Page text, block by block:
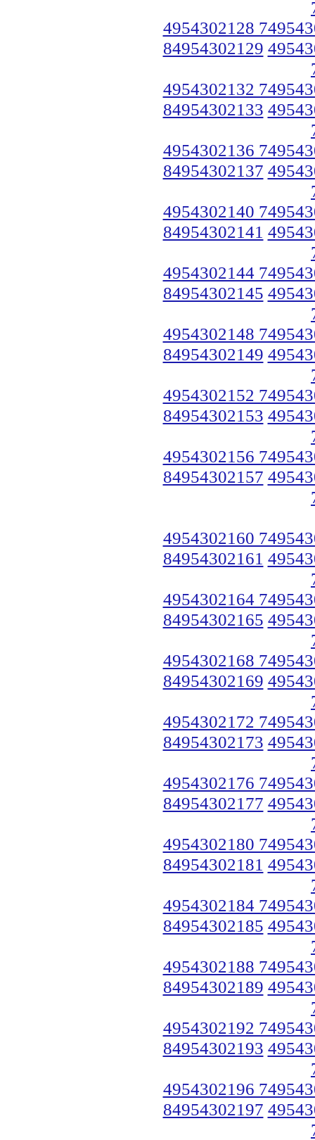
4954302128
84954302129
4954302132
84954302133
4954302136
84954302137
4954302140
84954302141
4954302144
84954302145
4954302148
84954302149
4954302152
84954302153
4954302156
84954302157
4954302160
84954302161
4954302164
84954302165
4954302168
84954302169
4954302172
84954302173
4954302176
84954302177
4954302180
84954302181
4954302184
84954302185
4954302188
84954302189
4954302192
84954302193
4954302196
84954302197